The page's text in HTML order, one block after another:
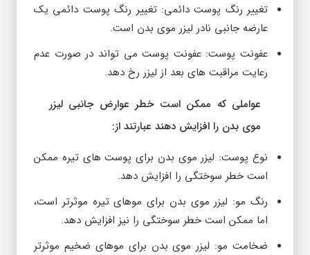
تغییر رنگ پوست دائمی: تغییر رنگ پوست دائمی یک
عارضه جانبی نادر لیزر موی بدن است.
عفونت پوست: عفونت پوست می تواند در صورت عدم
رعایت مراقبت های بعد از لیزر رخ دهد.
عواملی که ممکن است خطر عوارض جانبی لیزر
موی بدن را افزایش دهند عبارتند از:
نوع پوست: لیزر موی بدن برای پوست های تیره ممکن
است خطر سوختگی را افزایش دهد.
رنگ مو: لیزر موی بدن برای موهای تیره موثرتر است،
اما ممکن است خطر سوختگی را نیز افزایش دهد.
ضخامت مو: لیزر موی بدن برای موهای ضخیم موثرتر